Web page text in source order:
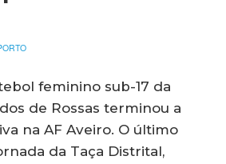
feminino sub-17 da
de Rossas terminou a
na AF Aveiro. O último
da Taça Distrital,